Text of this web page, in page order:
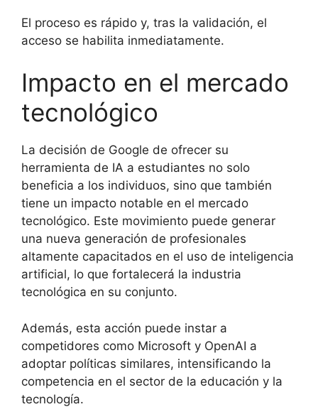
El proceso es rápido y, tras la validación, el
acceso se habilita inmediatamente.
Impacto en el mercado
tecnológico
La decisión de Google de ofrecer su
herramienta de IA a estudiantes no solo
beneficia a los individuos, sino que también
tiene un impacto notable en el mercado
tecnológico. Este movimiento puede generar
una nueva generación de profesionales
altamente capacitados en el uso de inteligencia
artificial, lo que fortalecerá la industria
tecnológica en su conjunto.
Además, esta acción puede instar a
competidores como Microsoft y OpenAI a
adoptar políticas similares, intensificando la
competencia en el sector de la educación y la
tecnología.